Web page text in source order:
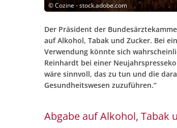
©Cozine - stock.adobe.com
Der Präsident der
auf Alkohol, Tabak und Zucker. Bei
Verwendung könnte sich
Reinhardt bei einer
wäre sinnvoll, das zu tun und die
Gesundheitswesen zuzuführen.“
Abgabe auf Alkohol,